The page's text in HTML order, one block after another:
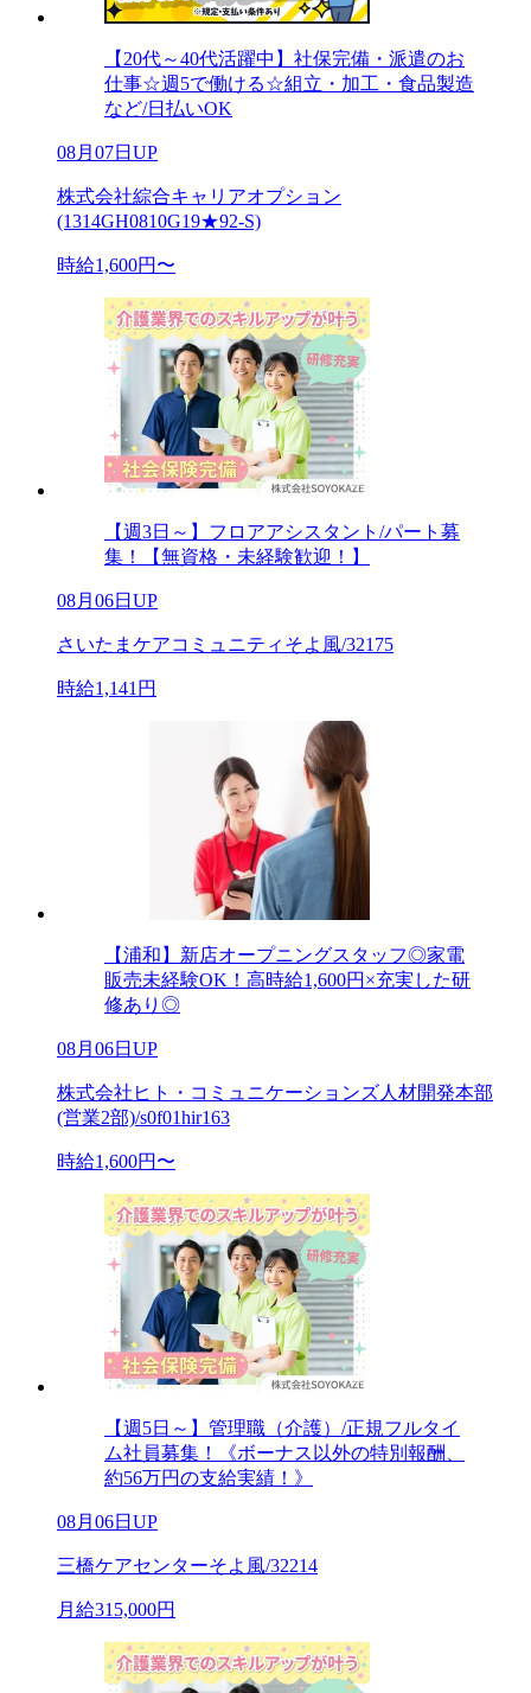
【20代～40代活躍中】社保完備・派遣のお
仕事☆週5で働ける☆組立・加工・食品製造
など/日払いOK
08月07日UP
株式会社綜合キャリアオプション
(1314GH0810G19★92-S)
時給1,600円〜
【週3日～】フロアアシスタント/パート募
集！【無資格・未経験歓迎！】
08月06日UP
さいたまケアコミュニティそよ風/32175
時給1,141円
【浦和】新店オープニングスタッフ◎家電
販売未経験OK！高時給1,600円×充実した研
修あり◎
08月06日UP
株式会社ヒト・コミュニケーションズ人材開発本部
(営業2部)/s0f01hir163
時給1,600円〜
【週5日～】管理職（介護）/正規フルタイ
ム社員募集！《ボーナス以外の特別報酬、
約56万円の支給実績！》
08月06日UP
三橋ケアセンターそよ風/32214
月給315,000円